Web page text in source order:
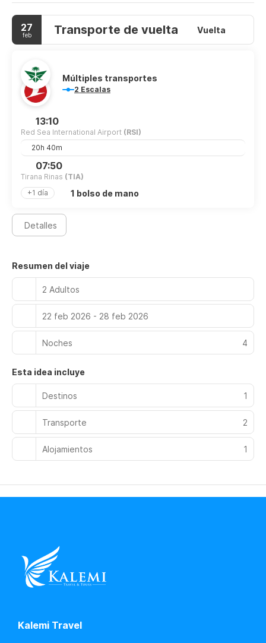
incluyen conexión a Internet wifi gratis, servicios de
conserjería y una peluquería.
En las 73 habitaciones, equipadas con piscina privada y
comodidades, se incluyen una zona de estar separada,
minibar (con algunos artículos gratuitos) y teléfono.
comer algo. Relájate con un buen refresco en uno de los 2
bares con salón. Se ofrece un desayuno continental
gratuito todos los días de 07:00 a 11:00.
Tendrás un centro de negocios abierto las 24 horas, un
servicio de limusina o coche con chófer y tintorería a tu
disposición. Podrás utilizar el servicio de transporte al punto
de embarque del ferry (de pago).
27
feb Transporte de vuelta Vuelta
Múltiples transportes
2 Escalas
13:10
Red Sea International Airport (RSI)
20h 40m
07:50
Tirana Rinas (TIA)
+1 día
1 bolso de mano
Detalles
Resumen del viaje
2 Adultos
22 feb 2026 - 28 feb 2026
Noches 4
Esta idea incluye
Destinos 1
Transporte 2
Alojamientos 1
Kalemi Travel